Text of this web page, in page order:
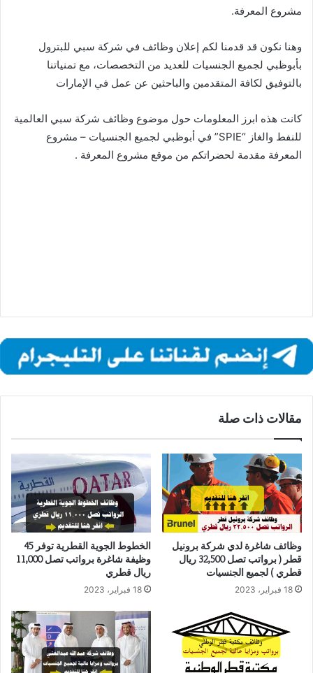
مشروع المعرفة.
وهنا نكون قد قدمنا لكم إعلان وظائف في شركة سبي للبترول
بأبوظبي لجميع الجنسيات للعديد من التخصصات، مع تمنياتنا
بالتوفيق لكافة المتقدمين والباحثين عن عمل في الإمارات
كانت هذه ابرز المعلومات حول موضوع وظائف شركة سبي العالمية
للنفط والغاز “SPIE” في أبوظبي لجميع الجنسيات – مشروع
المعرفة مقدمة لحضراتكم من موقع مشروع المعرفة .
مقالات ذات صلة
وظائف شاغرة لدي شركة برونيل
قطر ( برواتب تصل 32,500 ريال
قطري ) لجميع الجنسيات
18 فبراير، 2023
الخطوط الجوية القطرية توفر 45
وظيفة شاغرة برواتب تصل 11,000
ريال قطري
18 فبراير، 2023